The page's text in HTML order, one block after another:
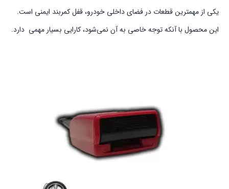
یکی از مهمترین قطعات در فضای داخلی خودرو، قفل کمربند ایمنی است.
این محصول با آنکه توجه خاصی به آن نمی‌شود، کارایی بسیار مهمی دارد.